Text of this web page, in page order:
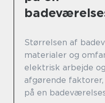
Størrelsen af
materialer og
elektrisk arbejde
afgørende
på en